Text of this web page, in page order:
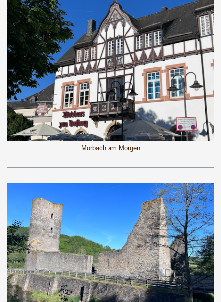
Morbach am Morgen